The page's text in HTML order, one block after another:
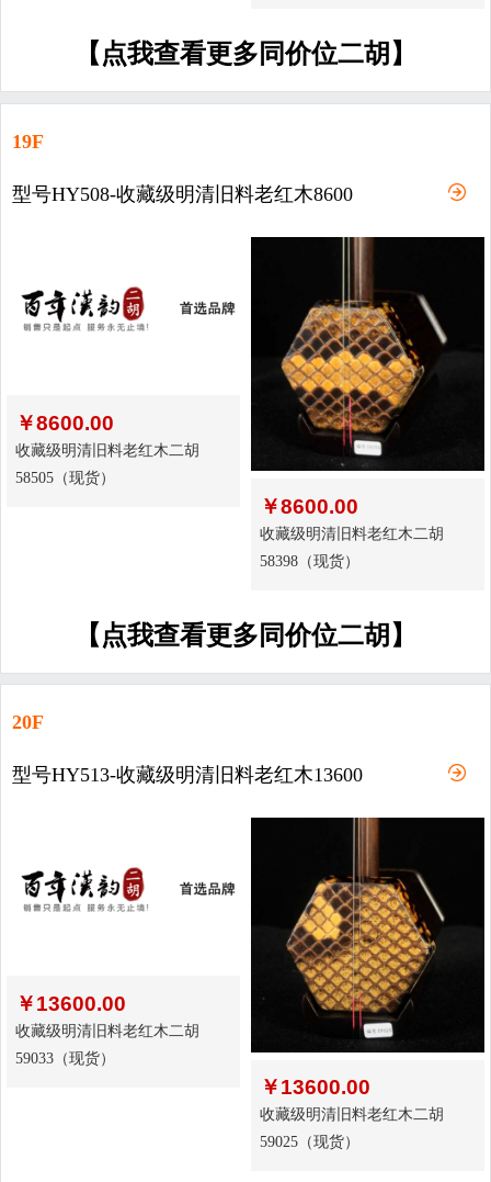
【点我查看更多同价位二胡】
19F
型号HY508-收藏级明清旧料老红木8600
￥8600.00
收藏级明清旧料老红木二胡
58505（现货）
￥8600.00
收藏级明清旧料老红木二胡
58398（现货）
【点我查看更多同价位二胡】
20F
型号HY513-收藏级明清旧料老红木13600
￥13600.00
收藏级明清旧料老红木二胡
59033（现货）
￥13600.00
收藏级明清旧料老红木二胡
59025（现货）